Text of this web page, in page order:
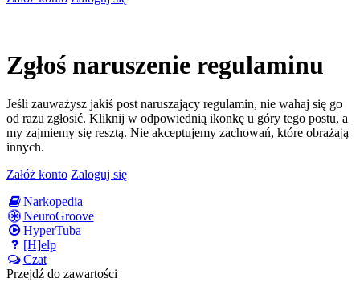
Zgłoś naruszenie regulaminu
Jeśli zauważysz jakiś post naruszający regulamin, nie wahaj się go
od razu zgłosić. Kliknij w odpowiednią ikonkę u góry tego postu, a
my zajmiemy się resztą. Nie akceptujemy zachowań, które obrażają
innych.
Załóż konto Zaloguj się
Narkopedia
NeuroGroove
HyperTuba
[H]elp
Czat
Przejdź do zawartości